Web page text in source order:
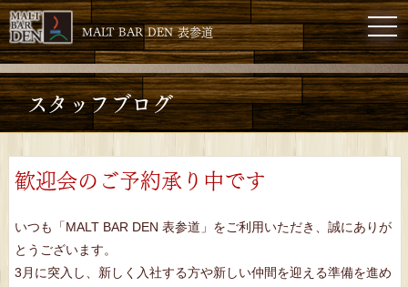
MALT BAR DEN 表参道
スタッフブログ
歓迎会のご予約承り中です
いつも「MALT BAR DEN 表参道」をご利用いただき、誠にありが
とうございます。
3月に突入し、新しく入社する方や新しい仲間を迎える準備を進め